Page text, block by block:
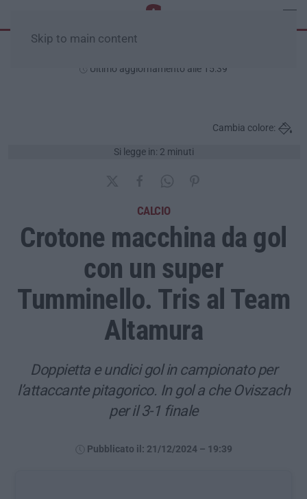
Skip to main content
Ultimo aggiornamento alle 15:39
Si legge in: 2 minuti
Cambia colore:
CALCIO
Crotone macchina da gol
con un super
Tumminello. Tris al Team
Altamura
Doppietta e undici gol in campionato per
l’attaccante pitagorico. In gol a che Oviszach
per il 3-1 finale
Pubblicato il: 21/12/2024 – 19:39